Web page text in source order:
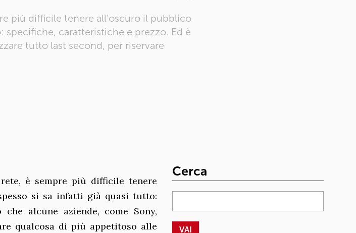
più difficile tenere all’oscuro il pubblico
caratteristiche e prezzo. Ed è
tutto last second, per riservare
è sempre più difficile tenere
si sa infatti già quasi tutto:
alcune aziende, come Sony,
qualcosa di più appetitoso alle
Cerca